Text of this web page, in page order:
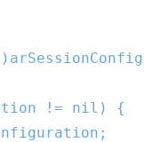
!= nil ) {